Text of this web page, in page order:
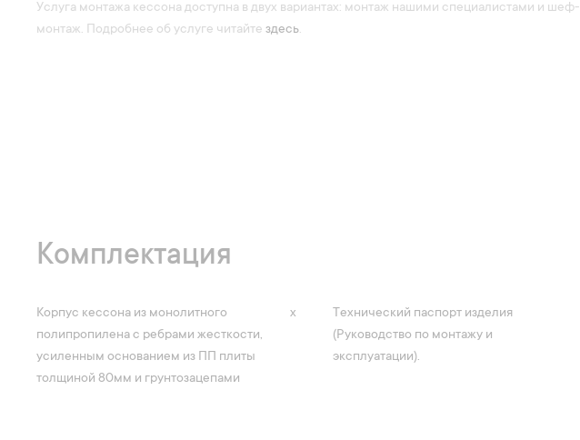
Услуга монтажа кессона доступна в двух вариантах: монтаж нашими специалистами и шеф-
монтаж. Подробнее об услуге читайте здесь.
Комплектация
Корпус кессона из монолитного
полипропилена с ребрами жесткости,
усиленным основанием из ПП плиты
толщиной 80мм и грунтозацепами
х
Технический паспорт изделия
(Руководство по монтажу и
эксплуатации).